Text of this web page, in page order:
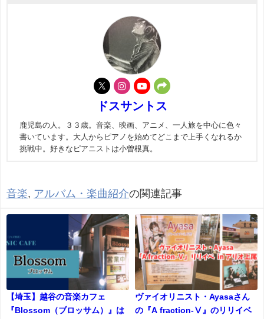
ドスサントス
鹿児島の人。３３歳。音楽、映画、アニメ、一人旅を中心に色々
書いています。大人からピアノを始めてどこまで上手くなれるか
挑戦中。好きなピアニストは小曽根真。
音楽, アルバム・楽曲紹介の関連記事
【埼玉】越谷の音楽カフェ
『Blossom（ブロッサム）』は
ヴァイオリニスト・Ayasaさん
の『A fraction-Ⅴ』のリリイベ